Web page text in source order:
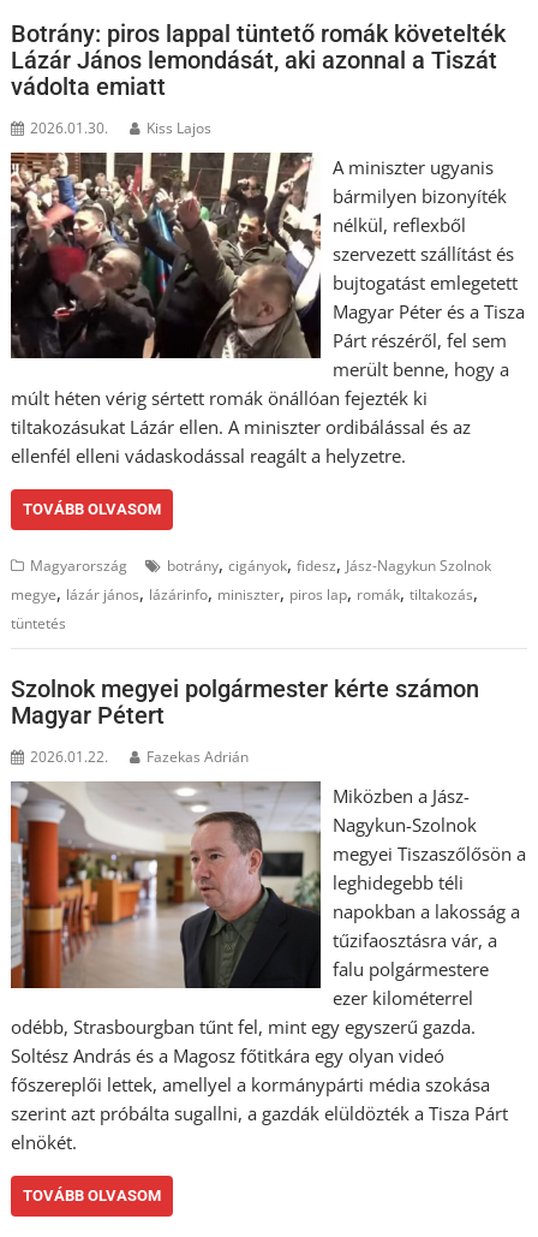
Botrány: piros lappal tüntető romák követelték
Lázár János lemondását, aki azonnal a Tiszát
vádolta emiatt
2026.01.30. Kiss Lajos
A miniszter ugyanis
bármilyen bizonyíték
nélkül, reflexből
szervezett szállítást és
bujtogatást emlegetett
Magyar Péter és a Tisza
Párt részéről, fel sem
merült benne, hogy a
múlt héten vérig sértett romák önállóan fejezték ki
tiltakozásukat Lázár ellen. A miniszter ordibálással és az
ellenfél elleni vádaskodással reagált a helyzetre.
TOVÁBB OLVASOM
Magyarország botrány,cigányok,fidesz, Jász-Nagykun Szolnok
megye, lázár jános, lázárinfo, miniszter, piros lap, romák,tiltakozás,
tüntetés
Szolnok megyei polgármester kérte számon
Magyar Pétert
2026.01.22. Fazekas Adrián
Miközben a Jász-
Nagykun-Szolnok
megyei Tiszaszőlősön a
leghidegebb téli
napokban a lakosság a
tűzifaosztásra vár, a
falu polgármestere
ezer kilométerrel
odébb, Strasbourgban tűnt fel, mint egy egyszerű gazda.
Soltész András és a Magosz főtitkára egy olyan videó
főszereplői lettek, amellyel a kormánypárti média szokása
szerint azt próbálta sugallni, a gazdák elüldözték a Tisza Párt
elnökét.
TOVÁBB OLVASOM